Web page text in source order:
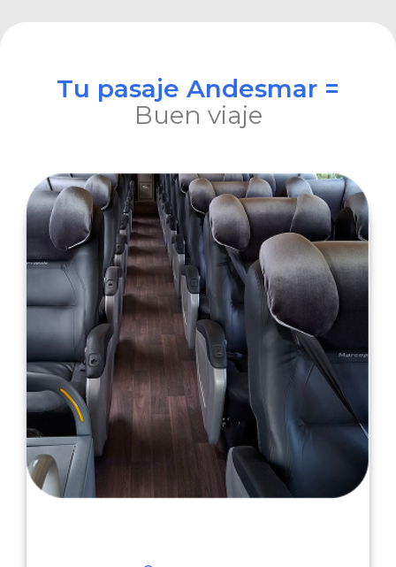
Tu pasaje Andesmar =
Buen viaje